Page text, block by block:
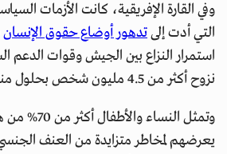
وفي القارة الإفريقية، كانت الأزمات
التي أدت إلىتدهور أوضاع حقوق الإنسان
استمرار النزاع بين الجيش وقوات الدعم
نزوح أكثر من 4.5 مليون شخص بحلول منتصف عام 2024.
وتمثل النساء
يعرضهم لمخاطر متزايدة من العنف